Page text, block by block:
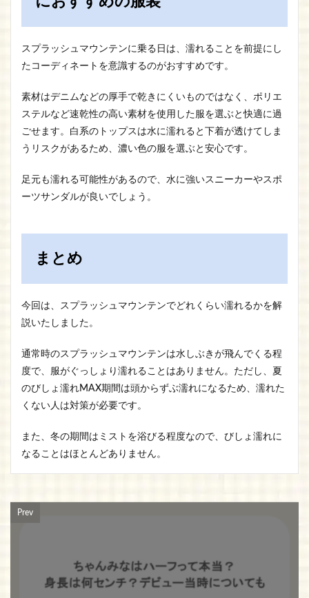
スプラッシュマウンテンに乗る日は、濡れることを前提にし
たコーディネートを意識するのがおすすめです。
素材はデニムなどの厚手で乾きにくいものではなく、ポリエ
ステルなど速乾性の高い素材を使用した服を選ぶと快適に過
ごせます。白系のトップスは水に濡れると下着が透けてしま
うリスクがあるため、濃い色の服を選ぶと安心です。
足元も濡れる可能性があるので、水に強いスニーカーやスポ
ーツサンダルが良いでしょう。
まとめ
今回は、スプラッシュマウンテンでどれくらい濡れるかを解
説いたしました。
通常時のスプラッシュマウンテンは水しぶきが飛んでくる程
度で、服がぐっしょり濡れることはありません。ただし、夏
のびしょ濡れMAX期間は頭からずぶ濡れになるため、濡れた
くない人は対策が必要です。
また、冬の期間はミストを浴びる程度なので、びしょ濡れに
なることはほとんどありません。
Prev